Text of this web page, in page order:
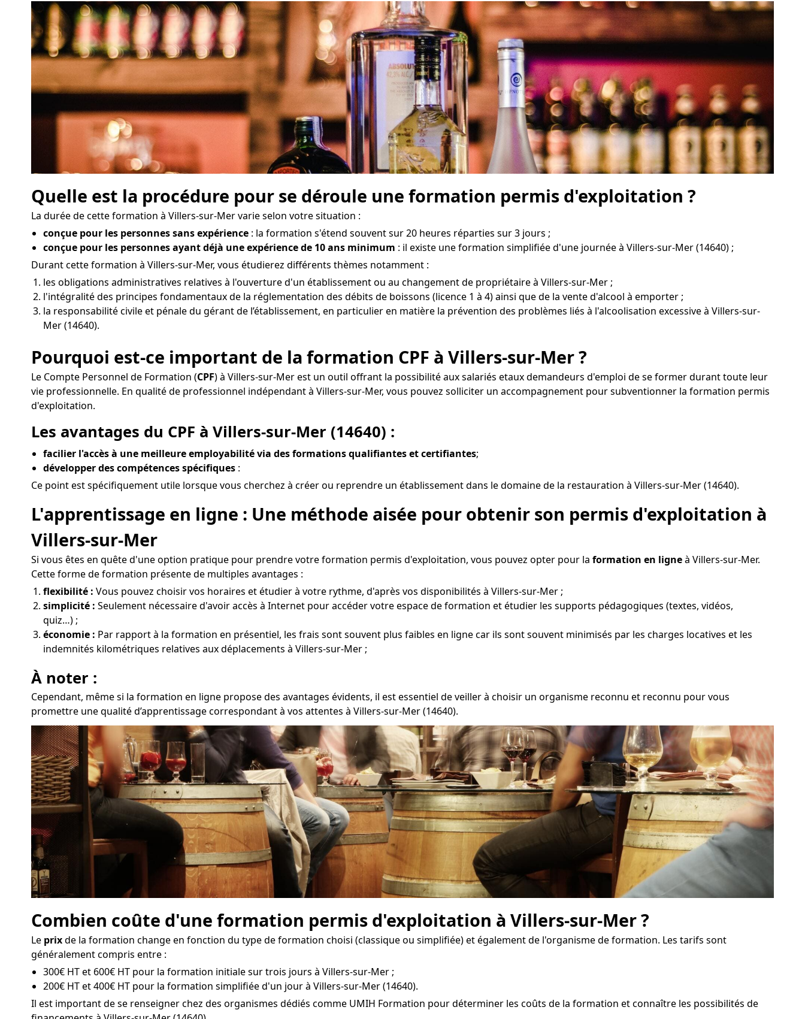
Quelle est la procédure pour se déroule une formation permis d'exploitation ?
La durée de cette formation à Villers-sur-Mer varie selon votre situation :
conçue pour les personnes sans expérience : la formation s'étend souvent sur 20 heures réparties sur 3 jours ;
conçue pour les personnes ayant déjà une expérience de 10 ans minimum : il existe une formation simplifiée d'une journée à Villers-sur-Mer (14640) ;
Durant cette formation à Villers-sur-Mer, vous étudierez différents thèmes notamment :
les obligations administratives relatives à l'ouverture d'un établissement ou au changement de propriétaire à Villers-sur-Mer ;
l'intégralité des principes fondamentaux de la réglementation des débits de boissons (licence 1 à 4) ainsi que de la vente d'alcool à emporter ;
la responsabilité civile et pénale du gérant de l’établissement, en particulier en matière la prévention des problèmes liés à l'alcoolisation excessive à Villers-sur-
Mer (14640).
Pourquoi est-ce important de la formation CPF à Villers-sur-Mer ?
Le Compte Personnel de Formation (CPF) à Villers-sur-Mer est un outil offrant la possibilité aux salariés etaux demandeurs d'emploi de se former durant toute leur
vie professionnelle. En qualité de professionnel indépendant à Villers-sur-Mer, vous pouvez solliciter un accompagnement pour subventionner la formation permis
d'exploitation.
Les avantages du CPF à Villers-sur-Mer (14640) :
facilier l'accès à une meilleure employabilité via des formations qualifiantes et certifiantes;
développer des compétences spécifiques :
Ce point est spécifiquement utile lorsque vous cherchez à créer ou reprendre un établissement dans le domaine de la restauration à Villers-sur-Mer (14640).
L'apprentissage en ligne : Une méthode aisée pour obtenir son permis d'exploitation à
Villers-sur-Mer
Si vous êtes en quête d'une option pratique pour prendre votre formation permis d'exploitation, vous pouvez opter pour la formation en ligneà Villers-sur-Mer.
Cette forme de formation présente de multiples avantages :
flexibilité : Vous pouvez choisir vos horaires et étudier à votre rythme, d'après vos disponibilités à Villers-sur-Mer ;
simplicité : Seulement nécessaire d'avoir accès à Internet pour accéder votre espace de formation et étudier les supports pédagogiques (textes, vidéos,
quiz…) ;
économie : Par rapport à la formation en présentiel, les frais sont souvent plus faibles en ligne car ils sont souvent minimisés par les charges locatives et les
indemnités kilométriques relatives aux déplacements à Villers-sur-Mer ;
À noter :
Cependant, même si la formation en ligne propose des avantages évidents, il est essentiel de veiller à choisir un organisme reconnu et reconnu pour vous
promettre une qualité d’apprentissage correspondant à vos attentes à Villers-sur-Mer (14640).
Combien coûte d'une formation permis d'exploitation à Villers-sur-Mer ?
Le prixde la formation change en fonction du type de formation choisi (classique ou simplifiée) et également de l'organisme de formation. Les tarifs sont
généralement compris entre :
300€ HT et 600€ HT pour la formation initiale sur trois jours à Villers-sur-Mer ;
200€ HT et 400€ HT pour la formation simplifiée d'un jour à Villers-sur-Mer (14640).
Il est important de se renseigner chez des organismes dédiés comme UMIH Formation pour déterminer les coûts de la formation et connaître les possibilités de